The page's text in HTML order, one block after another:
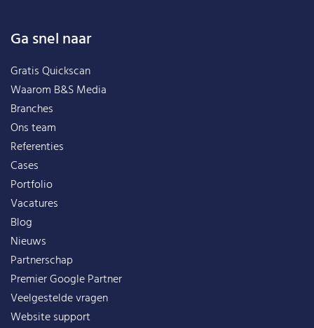
Ga snel naar
Gratis Quickscan
Waarom B&S Media
Branches
Ons team
Referenties
Cases
Portfolio
Vacatures
Blog
Nieuws
Partnerschap
Premier Google Partner
Veelgestelde vragen
Website support